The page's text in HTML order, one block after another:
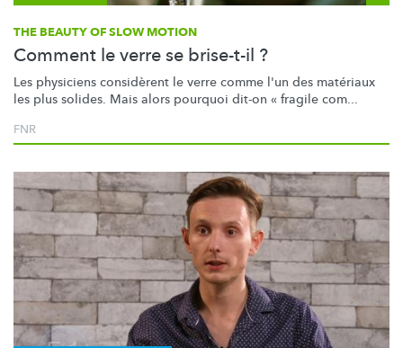
THE BEAUTY OF SLOW MOTION
Comment le verre se brise-t-il ?
Les physiciens considèrent le verre comme l'un des matériaux
les plus solides. Mais alors pourquoi dit-on « fragile com...
FNR